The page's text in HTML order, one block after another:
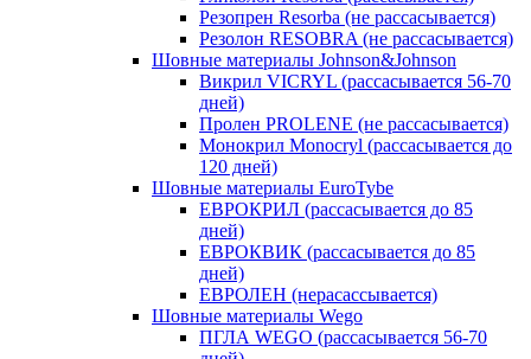
Резопрен Resorba (не рассасывается)
Резолон RESOBRA (не рассасывается)
Шовные материалы Johnson&Johnson
Викрил VICRYL (рассасывается 56-70
дней)
Пролен PROLENE (не рассасывается)
Монокрил Monocryl (рассасывается до
120 дней)
Шовные материалы EuroTybe
ЕВРОКРИЛ (рассасывается до 85
дней)
ЕВРОКВИК (рассасывается до 85
дней)
ЕВРОЛЕН (нерасассывается)
Шовные материалы Wego
ПГЛА WEGO (рассасывается 56-70